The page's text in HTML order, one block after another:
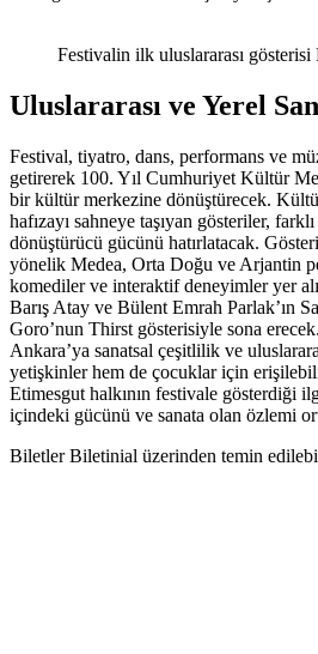
Festivalin ilk uluslararası gösterisi
Uluslararası ve Yerel
Festival, tiyatro, dans, performans ve
getirerek 100. Yıl Cumhuriyet Kültür
bir kültür merkezine dönüştürecek.
hafızayı sahneye taşıyan gösteriler,
dönüştürücü gücünü hatırlatacak.
yönelik Medea, Orta Doğu ve Arjantin
komediler ve interaktif deneyimler yer
Barış Atay ve Bülent Emrah Parlak’ın
Goro’nun Thirst gösterisiyle sona
Ankara’ya sanatsal çeşitlilik ve
yetişkinler hem de çocuklar için
Etimesgut halkının festivale gösterdiği
içindeki gücünü ve sanata olan özlemi
Biletler Biletinial üzerinden temin